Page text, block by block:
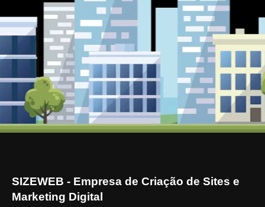
SIZEWEB - Empresa de Criação de Sites e
Marketing Digital